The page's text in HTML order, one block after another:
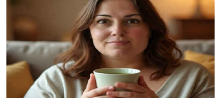
पुत‍िन ने सेना में क‍िए कई बड़े बदलाव, वरिष्ठ पदों पर
नियुक्तियों की घोषणा की
शेख हसीना के बेटे सजीब
वाजेद जॉय ने पीएम मोदी का जताया आभार, बोले-
भारत ने दिया पूरा सम्मान
विक्रम मिस्री ने पीएम
हरिनी अमरसूर्या से की मुलाकात, भारत और श्रीलंका के
बीच सहयोग बढ़ाने पर चर्चा
पीठ में ऐंठन के बावजूद
बांग्लादेश के खिलाफ पहले टेस्ट के लिए उपलब्ध रहेंगे